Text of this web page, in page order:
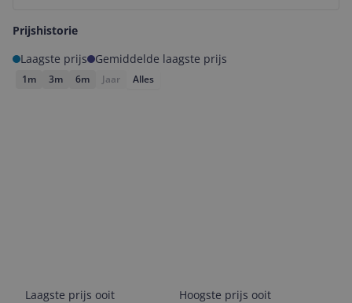
Prijshistorie
Laagste prijs
Gemiddelde laagste prijs
1m 3m 6m Jaar Alles
Laagste prijs ooit
Hoogste prijs ooit